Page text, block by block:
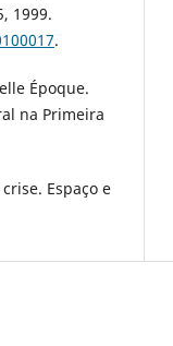
1999.
.
Époque.
na Primeira
Espaço e